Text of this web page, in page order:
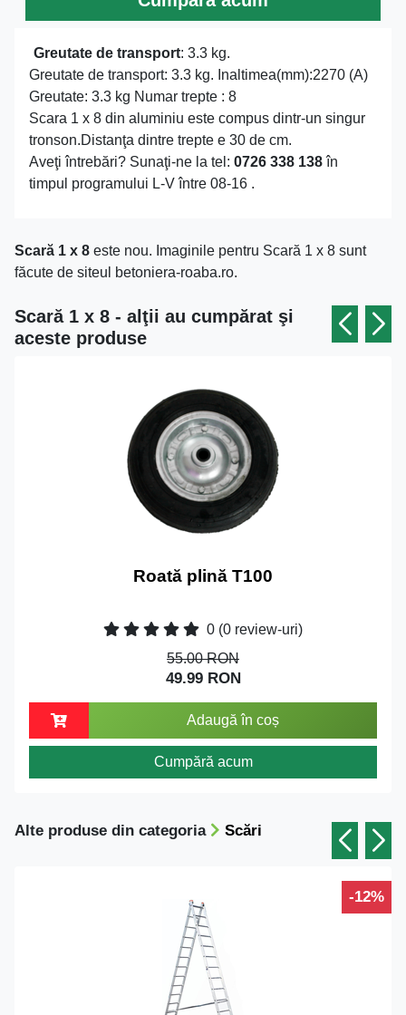
Greutate de transport: 3.3 kg.
Greutate de transport: 3.3 kg. Inaltimea(mm):2270 (A)
Greutate: 3.3 kg Numar trepte : 8
Scara 1 x 8 din aluminiu este compus dintr-un singur
tronson.Distanţa dintre trepte e 30 de cm.
Aveţi întrebări? Sunaţi-ne la tel: 0726 338 138în
timpul programului L-V între 08-16 .
Scară 1 x 8 este nou. Imaginile pentru Scară 1 x 8 sunt
făcute de siteul betoniera-roaba.ro.
Scară 1 x 8 - alţii au cumpărat şi
aceste produse
Roată plină T100
0 (0 review-uri)
55.00 RON
49.99 RON
Adaugă în coș
Cumpără acum
Alte produse din categoria Scări
-12%